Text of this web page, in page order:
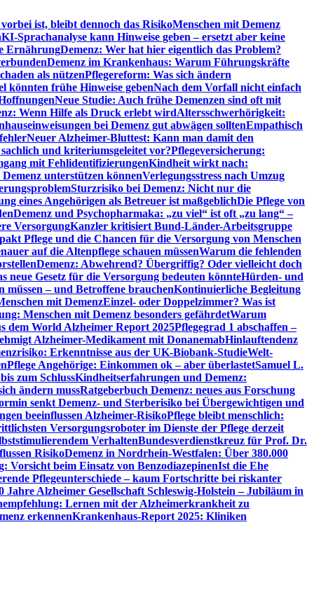
ist, bleibt dennoch das RisikoMenschen mit Demenz
KI-Sprachanalyse kann Hinweise geben – ersetzt aber keine
ErnährungDemenz: Wer hat hier eigentlich das Problem?
Demenz im Krankenhaus: Warum Führungskräfte
als nützenPflegereform: Was sich ändern
könnten frühe Hinweise gebenNach dem Vorfall nicht einfach
Neue Studie: Auch frühe Demenzen sind oft mit
Wenn Hilfe als Druck erlebt wirdAltersschwerhörigkeit:
bei Demenz gut abwägen solltenEmpathisch
Neuer Alzheimer-Bluttest: Kann man damit den
und kriteriumsgeleitet vor?Pflegeversicherung:
mit FehlidentifizierungenKindheit wirkt nach:
unterstützen könnenVerlegungsstress nach Umzug
Sturzrisiko bei Demenz: Nicht nur die
eines Angehörigen als Betreuer ist maßgeblichDie Pflege von
Demenz und Psychopharmaka: „zu viel“ ist oft „zu lang“ –
VersorgungKanzler kritisiert Bund-Länder-Arbeitsgruppe
Pflege und die Chancen für die Versorgung von Menschen
auf die Altenpflege schauen müssenWarum die fehlenden
Demenz: Abwehrend? Übergriffig? Oder vielleicht doch
neue Gesetz für die Versorgung bedeuten könnteHürden- und
– und Betroffene brauchenKontinuierliche Begleitung
mit DemenzEinzel- oder Doppelzimmer? Was ist
Menschen mit Demenz besonders gefährdetWarum
dem World Alzheimer Report 2025Pflegegrad 1 abschaffen –
Alzheimer-Medikament mit DonanemabHinlauftendenz
Erkenntnisse aus der UK-Biobank-StudieWelt-
Pflege Angehörige: Einkommen ok – aber überlastetSamuel L.
zum SchlussKindheitserfahrungen und Demenz:
ändern mussRatgeberbuch Demenz: neues aus Forschung
senkt Demenz- und Sterberisiko bei Übergewichtigen und
beeinflussen Alzheimer-RisikoPflege bleibt menschlich:
Versorgungsroboter im Dienste der Pflege derzeit
VerhaltenBundesverdienstkreuz für Prof. Dr.
RisikoDemenz in Nordrhein-Westfalen: Über 380.000
Vorsicht beim Einsatz von BenzodiazepinenIst die Ehe
Pflegeunterschiede – kaum Fortschritte bei riskanter
Jahre Alzheimer Gesellschaft Schleswig-Holstein – Jubiläum in
Lernen mit der Alzheimerkrankheit zu
erkennenKrankenhaus-Report 2025: Kliniken